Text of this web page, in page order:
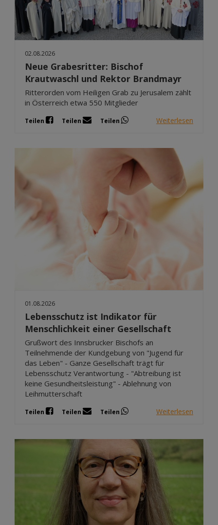
02.08.2026
Neue Grabesritter: Bischof
Krautwaschl und Rektor Brandmayr
Ritterorden vom Heiligen Grab zu Jerusalem zählt
in Österreich etwa 550 Mitglieder
Teilen Teilen Teilen Weiterlesen
01.08.2026
Lebensschutz ist Indikator für
Menschlichkeit einer Gesellschaft
Grußwort des Innsbrucker Bischofs an
Teilnehmende der Kundgebung von "Jugend für
das Leben" - Ganze Gesellschaft trägt für
Lebensschutz Verantwortung - "Abtreibung ist
keine Gesundheitsleistung" - Ablehnung von
Leihmutterschaft
Teilen Teilen Teilen Weiterlesen